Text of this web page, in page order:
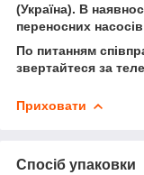
(Україна). В
переносних
По питанням
звертайтеся за
Приховати
Спосіб упаковки